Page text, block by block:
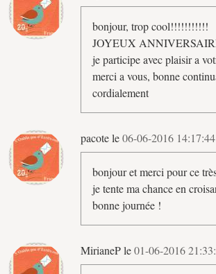
bonjour, trop cool!!!!!!!!!!!
JOYEUX
je participe avec plaisir a
merci a vous, bonne
cordialement
pacote le06-06-2016 14:17:44
bonjour et merci pour ce
je tente ma chance en
bonne journée !
MirianeP le01-06-2016